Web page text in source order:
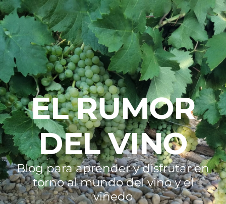
EL RUMOR
DEL VINO
Blog para aprender y disfrutar en
torno al mundo del vino y el
viñedo